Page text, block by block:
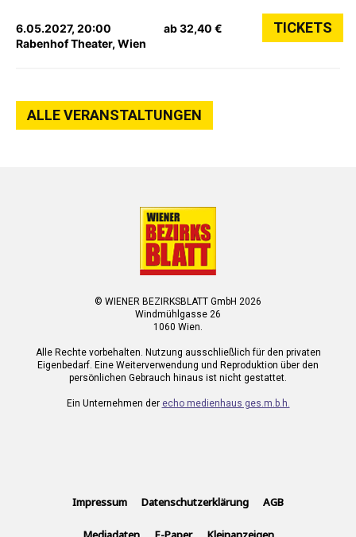
6.05.2027, 20:00
Rabenhof Theater, Wien
ab 32,40 € TICKETS
ALLE VERANSTALTUNGEN
© WIENER BEZIRKSBLATT GmbH 2026
Windmühlgasse 26
1060 Wien.
Alle Rechte vorbehalten. Nutzung ausschließlich für den privaten
Eigenbedarf. Eine Weiterverwendung und Reproduktion über den
persönlichen Gebrauch hinaus ist nicht gestattet.
Ein Unternehmen der echo medienhaus ges.m.b.h.
Impressum Datenschutzerklärung AGB